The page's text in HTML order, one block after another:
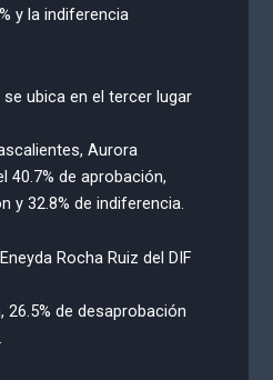
y la indiferencia
ubica en el tercer lugar
Aurora
40.7% de aprobación,
y 32.8% de indiferencia.
Rocha Ruiz del DIF
26.5% de desaprobación